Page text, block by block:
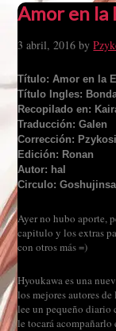
Amor en la
3 abril, 2016 by
Título: Amor en la
Título Ingles:
Recopilado en:
Traducción: Galen
Corrección:
Edición: Ronan
Autor: hal
Circulo:
Ayer no hubo aporte,
capitulo y los extras
con otros más =)
Hyoukawa es una
los mejores autores
lee un pequeño diario
le tocará